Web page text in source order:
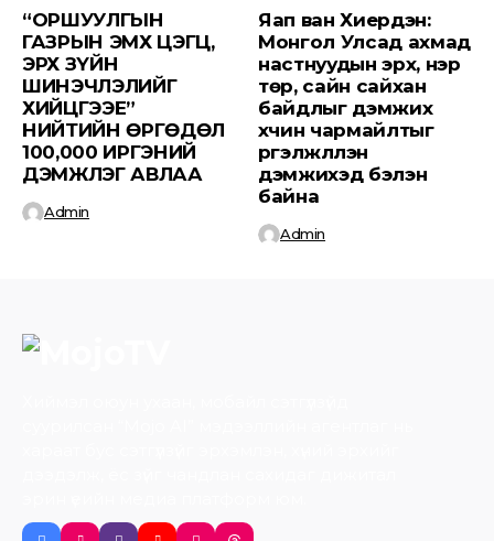
“ОРШУУЛГЫН
ГАЗРЫН ЭМХ ЦЭГЦ,
ЭРХ ЗҮЙН
ШИНЭЧЛЭЛИЙГ
ХИЙЦГЭЭЕ”
НИЙТИЙН ӨРГӨДӨЛ
100,000 ИРГЭНИЙ
ДЭМЖЛЭГ АВЛАА
Admin
Яап ван Хиердэн:
Монгол Улсад ахмад
настнуудын эрх, нэр
төр, сайн сайхан
байдлыг дэмжих
хүчин чармайлтыг
үргэлжлүүлэн
дэмжихэд бэлэн
байна
Admin